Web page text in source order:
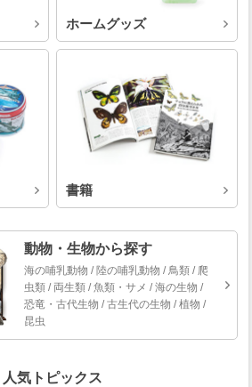
ホームグッズ
書籍
動物・生物から探す
海の哺乳動物 / 陸の哺乳動物 / 鳥類 / 爬
虫類 / 両生類 / 魚類・サメ / 海の生物 /
恐竜・古代生物 / 古生代の生物 / 植物 /
昆虫
人気トピックス